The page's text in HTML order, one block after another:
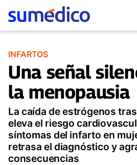
INFARTOS
Una señal
la menopausia
La caída de estrógenos
eleva el riesgo
síntomas del infarto en
retrasa el diagnóstico y
consecuencias